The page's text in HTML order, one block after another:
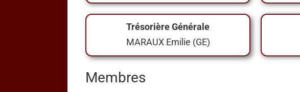
Trésorière Générale
MARAUX Emilie (GE)
Membres